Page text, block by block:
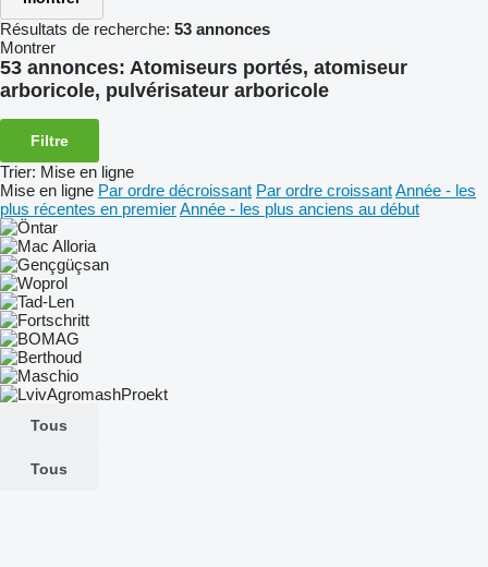
Résultats de recherche: 53 annonces
Montrer
53 annonces: Atomiseurs portés, atomiseur
arboricole, pulvérisateur arboricole
Filtre
Trier: Mise en ligne
Mise en ligne Par ordre décroissant Par ordre croissantAnnée - les
plus récentes en premierAnnée - les plus anciens au début
Tous
Tous